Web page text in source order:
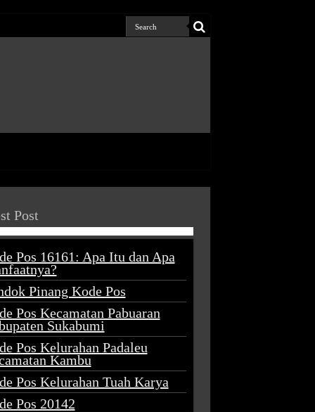
Post
Pos 16161: Apa Itu dan Apa
Pinang Kode Pos
Pos Kecamatan Pabuaran
Sukabumi
Pos Kelurahan Padaleu
Kambu
Pos Kelurahan Tuah Karya
Pos 20142